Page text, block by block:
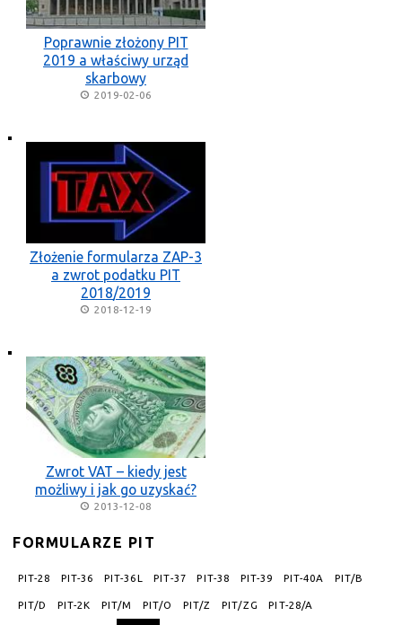
Poprawnie złożony PIT
2019 a właściwy urząd
skarbowy
2019-02-06
Złożenie formularza ZAP-3
a zwrot podatku PIT
2018/2019
2018-12-19
Zwrot VAT – kiedy jest
możliwy i jak go uzyskać?
2013-12-08
FORMULARZE PIT
PIT-28 PIT-36 PIT-36L PIT-37 PIT-38 PIT-39 PIT-40A PIT/B
PIT/D PIT-2K PIT/M PIT/O PIT/Z PIT/ZG PIT-28/A